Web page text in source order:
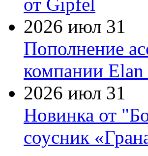
2026 июл 31
Пополнение
компании
2026 июл 31
Новинка от
соусник